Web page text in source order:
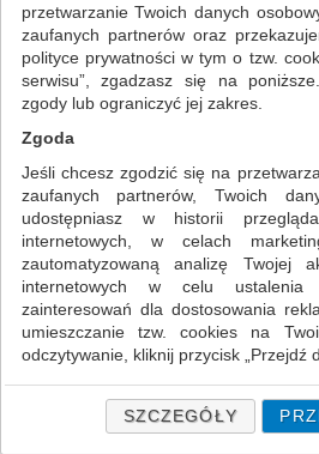
NAJCHĘTNIEJ WYBIERANE
ARTYKUŁY HIGIENICZNE I
PLASTRY, APTECZKI (1)
FILTRY
KLASA
PREMIUM
STANDARD
PRODUKT
MINI APTECZKA
APTECZKA
OKŁAD
przetwarzanie Twoich danych
zaufanych partnerów oraz
polityce prywatności w tym o tzw.
serwisu”, zgadzasz się na
zgody lub ograniczyć jej zakres.
Zgoda
Jeśli chcesz zgodzić się na
zaufanych partnerów, Twoich
udostępniasz w historii
internetowych, w celach
zautomatyzowaną analizę Twojej
internetowych w celu ustalenia
zainteresowań dla dostosowania
umieszczanie tzw. cookies na
odczytywanie, kliknij przycisk „Przejdź
Jeśli nie chcesz wyrazić zgody lub
„Szczegóły”, gdzie znajdziesz
zrobić . Te same informacje
SZCZEGÓŁY